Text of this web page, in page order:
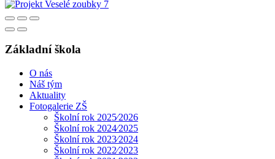
Základní škola
O nás
Náš tým
Aktuality
Fotogalerie ZŠ
Školní rok 2025⁄2026
Školní rok 2024⁄2025
Školní rok 2023⁄2024
Školní rok 2022⁄2023